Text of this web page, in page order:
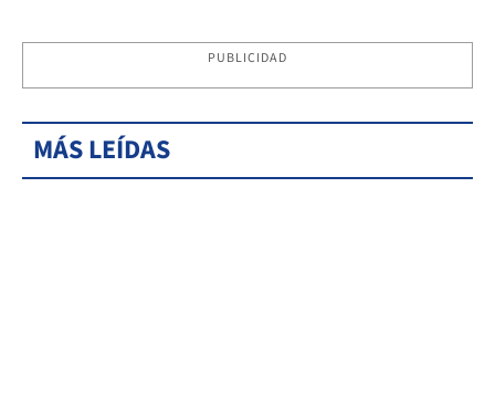
PUBLICIDAD
MÁS LEÍDAS